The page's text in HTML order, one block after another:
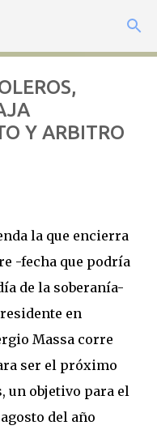
Y ARBITRO
la que encierra
-fecha que podría
de la soberanía-
en
Massa corre
ser el próximo
un objetivo para el
del año